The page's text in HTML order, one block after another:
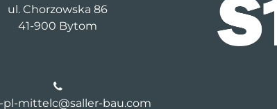
ul. Chorzowska 86
41-900 Bytom
pl-mittelc@saller-bau.com